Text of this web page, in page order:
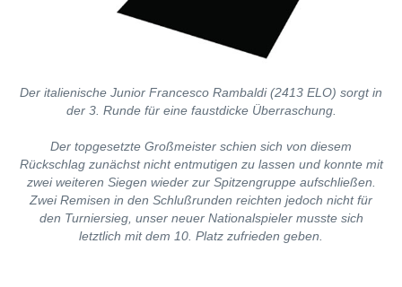
Der italienische Junior Francesco Rambaldi (2413 ELO) sorgt in
der 3. Runde für eine faustdicke Überraschung.
Der topgesetzte Großmeister schien sich von diesem
Rückschlag zunächst nicht entmutigen zu lassen und konnte mit
zwei weiteren Siegen wieder zur Spitzengruppe aufschließen.
Zwei Remisen in den Schlußrunden reichten jedoch nicht für
den Turniersieg, unser neuer Nationalspieler musste sich
letztlich mit dem 10. Platz zufrieden geben.